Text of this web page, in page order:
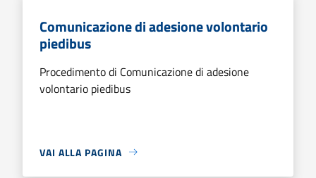
Comunicazione di adesione volontario
piedibus
Procedimento di Comunicazione di adesione
volontario piedibus
VAI ALLA PAGINA